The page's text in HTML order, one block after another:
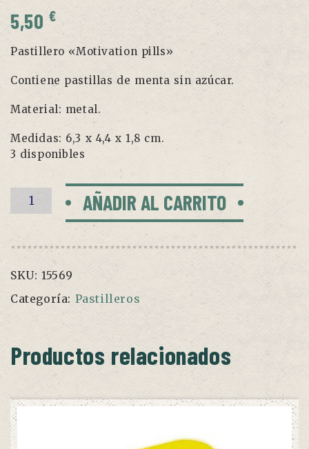
5,50 €
Pastillero «Motivation pills»
Contiene pastillas de menta sin azúcar.
Material: metal.
Medidas: 6,3 x 4,4 x 1,8 cm.
3 disponibles
Pastillero
"Motivation
cantidad
AÑADIR AL CARRITO
SKU: 15569
Categoría: Pastilleros
Productos relacionados